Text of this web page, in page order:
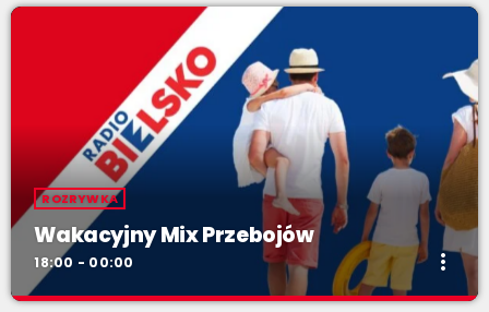
ROZRYWKA
Wakacyjny Mix Przebojów
18:00 - 00:00 more_vert